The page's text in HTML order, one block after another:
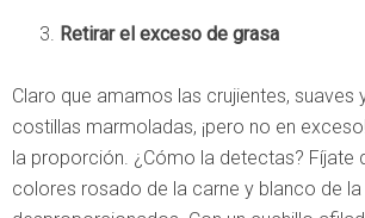
Retirar el exceso de grasa
Claro que amamos las crujientes, suaves
costillas marmoladas, ¡pero no en
la proporción. ¿Cómo la detectas? Fíjate
colores rosado de la carne y blanco de